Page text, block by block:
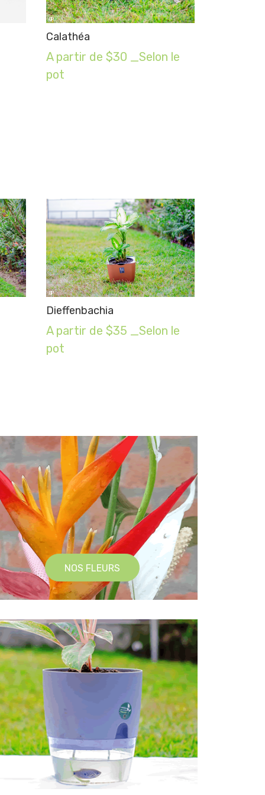
Calathéa
A partir de $30 _Selon le
pot
Dieffenbachia
A partir de $35 _Selon le
pot
NOS FLEURS